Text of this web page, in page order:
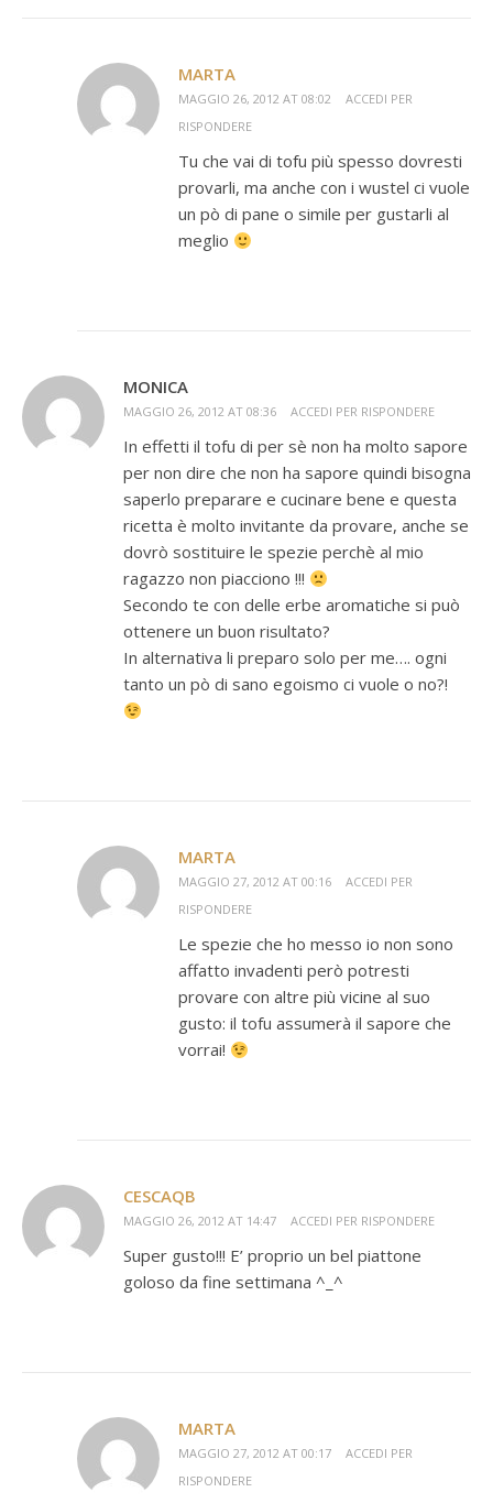
MARTA
MAGGIO 26, 2012 AT 08:02
ACCEDI PER
RISPONDERE
Tu che vai di tofu più spesso dovresti
provarli, ma anche con i wustel ci vuole
un pò di pane o simile per gustarli al
meglio
MONICA
MAGGIO 26, 2012 AT 08:36 ACCEDI PER RISPONDERE
In effetti il tofu di per sè non ha molto sapore
per non dire che non ha sapore quindi bisogna
saperlo preparare e cucinare bene e questa
ricetta è molto invitante da provare, anche se
dovrò sostituire le spezie perchè al mio
ragazzo non piacciono !!!
Secondo te con delle erbe aromatiche si può
ottenere un buon risultato?
In alternativa li preparo solo per me…. ogni
tanto un pò di sano egoismo ci vuole o no?!
MARTA
MAGGIO 27, 2012 AT 00:16
ACCEDI PER
RISPONDERE
Le spezie che ho messo io non sono
affatto invadenti però potresti
provare con altre più vicine al suo
gusto: il tofu assumerà il sapore che
vorrai!
CESCAQB
MAGGIO 26, 2012 AT 14:47 ACCEDI PER RISPONDERE
Super gusto!!! E’ proprio un bel piattone
goloso da fine settimana ^_^
MARTA
MAGGIO 27, 2012 AT 00:17
ACCEDI PER
RISPONDERE